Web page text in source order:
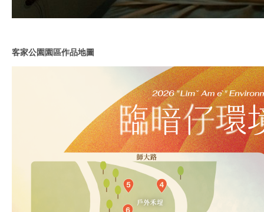
客家公園園區作品地圖